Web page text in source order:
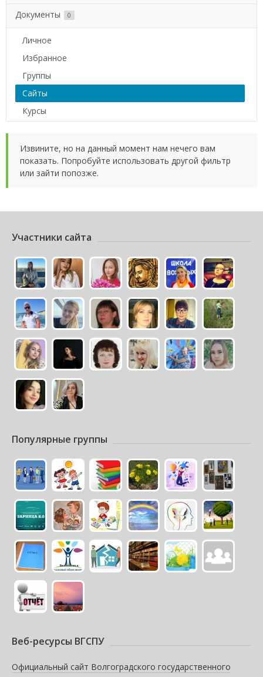
Документы 0
Личное
Избранное
Группы
Сайты
Курсы
Извините, но на данный момент нам нечего вам
показать. Попробуйте использовать другой фильтр
или зайти попозже.
Участники сайта
Популярные группы
Веб-ресурсы ВГСПУ
Официальный сайт Волгоградского государственного